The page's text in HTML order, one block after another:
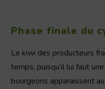
Phase finale du
Le kiwi des producteurs
temps, puisqu’il lui faut
bourgeons apparaissent